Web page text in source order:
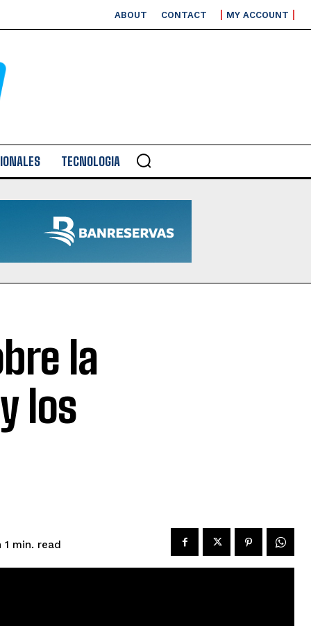
ABOUT CONTACT MY ACCOUNT
TECNOLOGIA
la
los
1 min. read